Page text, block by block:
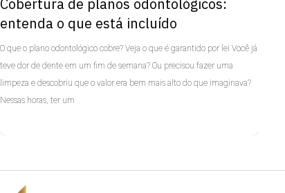
entenda o que está incluído
O que o plano odontológico cobre? Veja o que é garantido por lei Você já
teve dor de dente em um fim de semana? Ou precisou fazer uma
limpeza e descobriu que o valor era bem mais alto do que imaginava?
Nessas horas, ter um